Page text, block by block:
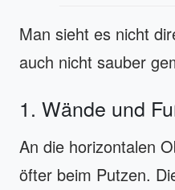
Man sieht es nicht
auch nicht sauber
1. Wände und
An die horizontalen
öfter beim Putzen.